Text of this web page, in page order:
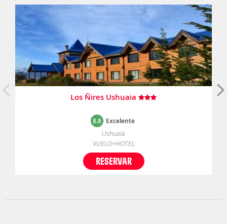
Los Ñires Ushuaia
8.8 Excelente
Ushuaia
VUELO+HOTEL
RESERVAR